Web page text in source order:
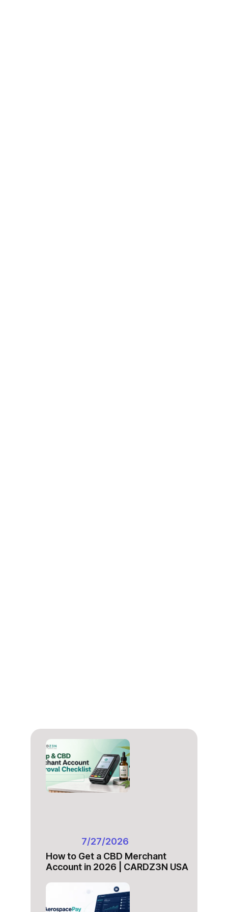
7/27/2026
How to Get a CBD Merchant
Account in 2026 | CARDZ3N USA